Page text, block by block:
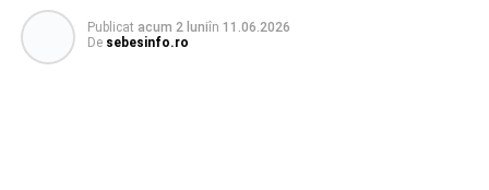
Publicat acum 2 luniîn 11.06.2026
De sebesinfo.ro